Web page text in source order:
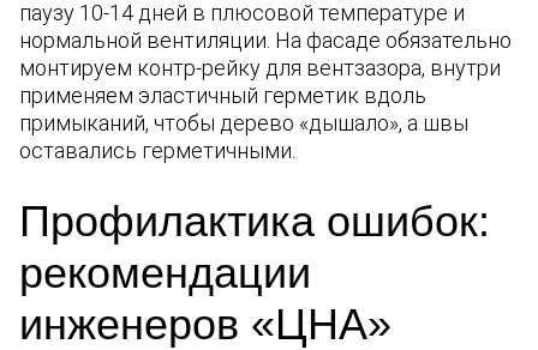
паузу 10-14 дней в плюсовой температуре и
нормальной вентиляции. На фасаде обязательно
монтируем контр-рейку для вентзазора, внутри
применяем эластичный герметик вдоль
примыканий, чтобы дерево «дышало», а швы
оставались герметичными.
Профилактика ошибок:
рекомендации
инженеров «ЦНА»